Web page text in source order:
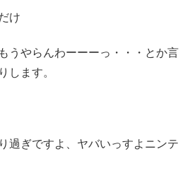
け
やらんわーーーっ・・・とか言
します。
過ぎですよ、ヤバいっすよニンテ